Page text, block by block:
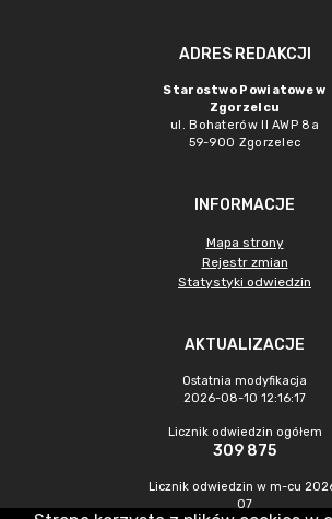
ADRES REDAKCJI
Starostwo Powiatowe w
Zgorzelcu
ul. Bohaterów II AWP 8a
59-900 Zgorzelec
INFORMACJE
Mapa strony
Rejestr zmian
Statystyki odwiedzin
AKTUALIZACJE
Ostatnia modyfikacja
2026-08-10 12:16:17
Licznik odwiedzin ogółem
309 875
Licznik odwiedzin w m-cu
07